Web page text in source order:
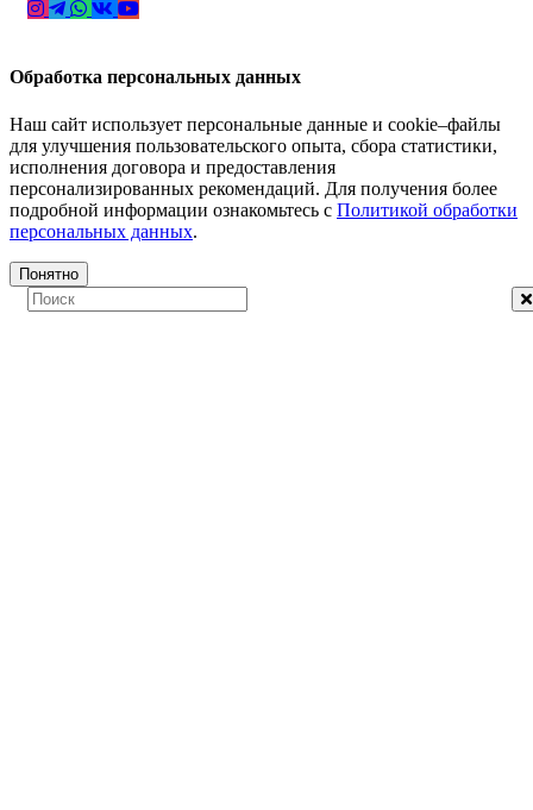
Обработка персональных данных
Наш сайт использует персональные данные и cookie–файлы
для улучшения пользовательского опыта, сбора статистики,
исполнения договора и предоставления
персонализированных рекомендаций. Для получения более
подробной информации ознакомьтесь с Политикой обработки
персональных данных.
Понятно